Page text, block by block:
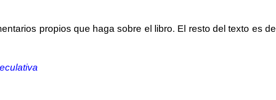
propios que haga sobre el libro. El resto del texto es del